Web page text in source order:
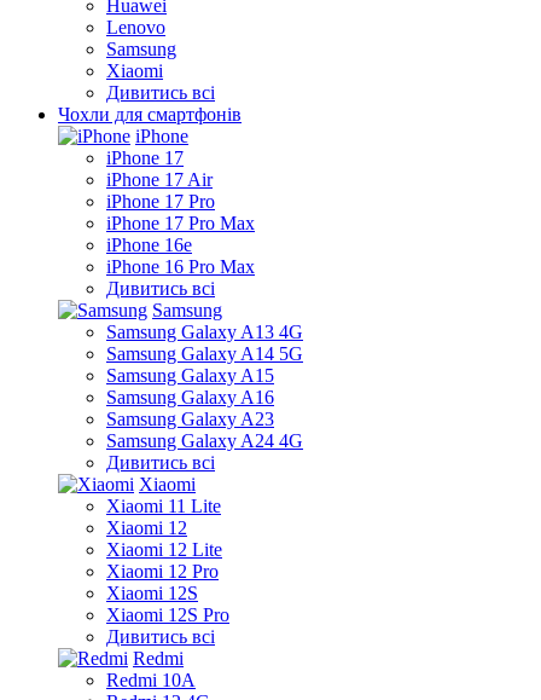
Huawei
Lenovo
Samsung
Xiaomi
Дивитись всі
Чохли для смартфонів
iPhone
iPhone 17
iPhone 17 Air
iPhone 17 Pro
iPhone 17 Pro Max
iPhone 16e
iPhone 16 Pro Max
Дивитись всі
Samsung
Samsung Galaxy A13 4G
Samsung Galaxy A14 5G
Samsung Galaxy A15
Samsung Galaxy A16
Samsung Galaxy A23
Samsung Galaxy A24 4G
Дивитись всі
Xiaomi
Xiaomi 11 Lite
Xiaomi 12
Xiaomi 12 Lite
Xiaomi 12 Pro
Xiaomi 12S
Xiaomi 12S Pro
Дивитись всі
Redmi
Redmi 10A